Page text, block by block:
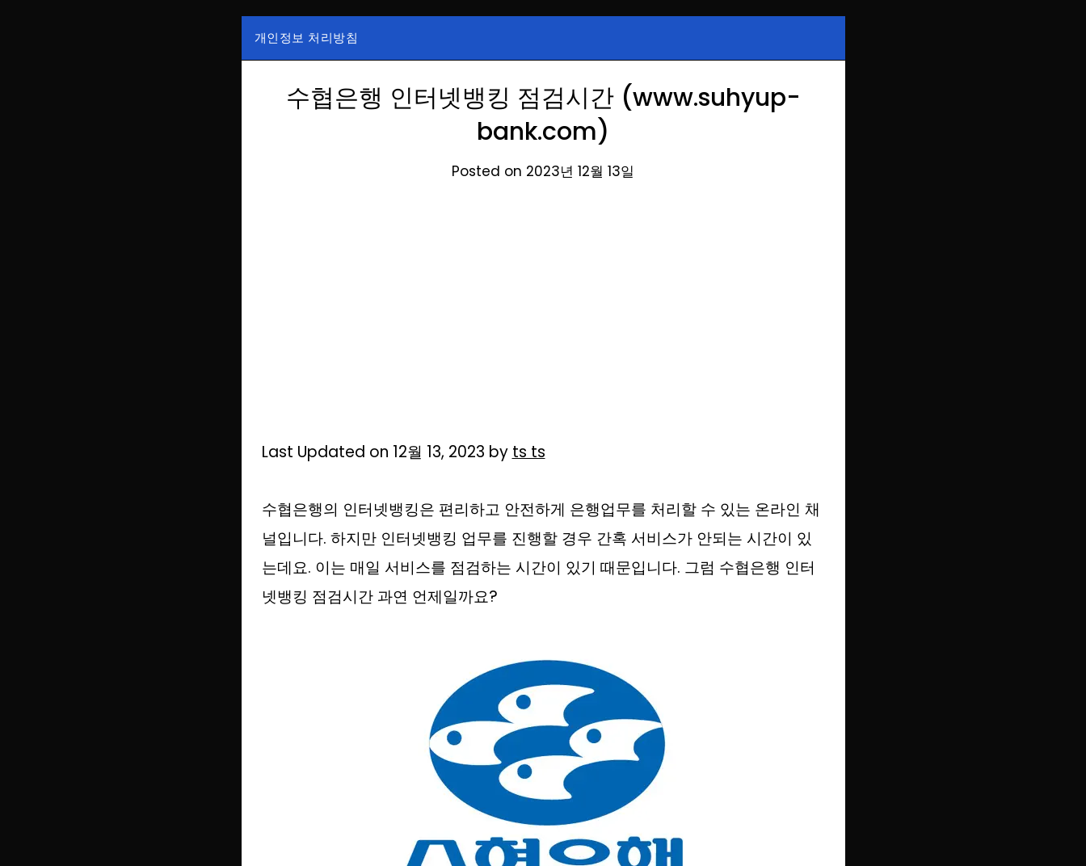
ZAN 주식정보
국내증시, 해외증시, 급등주, 낙폭과대, 골든크로스, 상
개인정보 처리방침
수협은행 인터넷뱅킹 점검시간 (www.suhyup-
bank.com)
Posted on 2023년 12월 13일
Last Updated on 12월 13, 2023 by ts ts
수협은행의 인터넷뱅킹은 편리하고 안전하게 은행업무를 처리할 수 있는 온라인 채
널입니다. 하지만 인터넷뱅킹 업무를 진행할 경우 간혹 서비스가 안되는 시간이 있
는데요. 이는 매일 서비스를 점검하는 시간이 있기 때문입니다. 그럼 수협은행 인터
넷뱅킹 점검시간 과연 언제일까요?